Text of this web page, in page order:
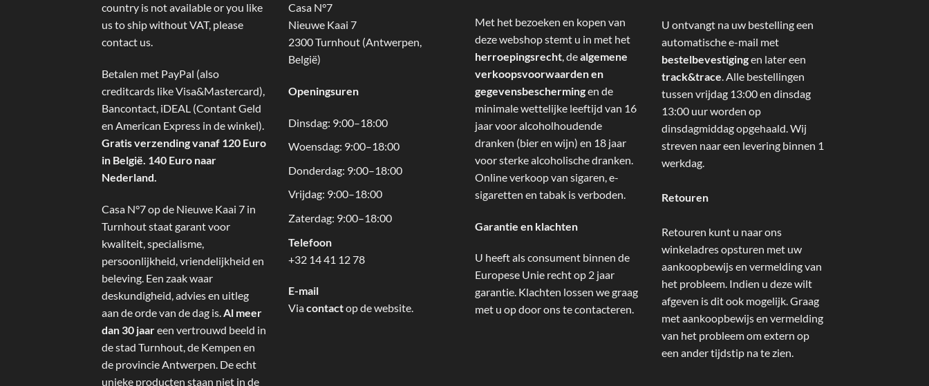
country is not available or you like
us to ship without VAT, please
contact us.
Betalen met PayPal (also
creditcards like Visa&Mastercard),
Bancontact, iDEAL (Contant Geld
en American Express in de winkel).
Gratis verzending vanaf 120 Euro
in België. 140 Euro naar
Nederland.
Casa N°7 op de Nieuwe Kaai 7 in
Turnhout staat garant voor
kwaliteit, specialisme,
persoonlijkheid, vriendelijkheid en
beleving. Een zaak waar
deskundigheid, advies en uitleg
aan de orde van de dag is. Al meer
dan 30 jaareen vertrouwd beeld in
de stad Turnhout, de Kempen en
de provincie Antwerpen. De echt
unieke producten staan niet in de
Casa N°7
Nieuwe Kaai 7
2300 Turnhout (Antwerpen,
België)
Openingsuren
Dinsdag: 9:00–18:00
Woensdag: 9:00–18:00
Donderdag: 9:00–18:00
Vrijdag: 9:00–18:00
Zaterdag: 9:00–18:00
Telefoon
+32 14 41 12 78
E-mail
Viacontactop de website.
Met het bezoeken en kopen van
deze webshop stemt u in met het
herroepingsrecht, dealgemene
verkoopsvoorwaarden en
gegevensbeschermingen de
minimale wettelijke leeftijd van 16
jaar voor alcoholhoudende
dranken (bier en wijn) en 18 jaar
voor sterke alcoholische dranken.
Online verkoop van sigaren, e-
sigaretten en tabak is verboden.
Garantie en klachten
U heeft als consument binnen de
Europese Unie recht op 2 jaar
garantie. Klachten lossen we graag
met u op door ons te contacteren.
U ontvangt na uw bestelling een
automatische e-mail met
bestelbevestigingen later een
track&trace. Alle bestellingen
tussen vrijdag 13:00 en dinsdag
13:00 uur worden op
dinsdagmiddag opgehaald. Wij
streven naar een levering binnen 1
werkdag.
Retouren
Retouren kunt u naar ons
winkeladres opsturen met uw
aankoopbewijs en vermelding van
het probleem. Indien u deze wilt
afgeven is dit ook mogelijk. Graag
met aankoopbewijs en vermelding
van het probleem om extern op
een ander tijdstip na te zien.